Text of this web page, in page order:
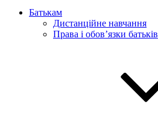
Батькам
Дистанційне навчання
Права і обов’язки батьків